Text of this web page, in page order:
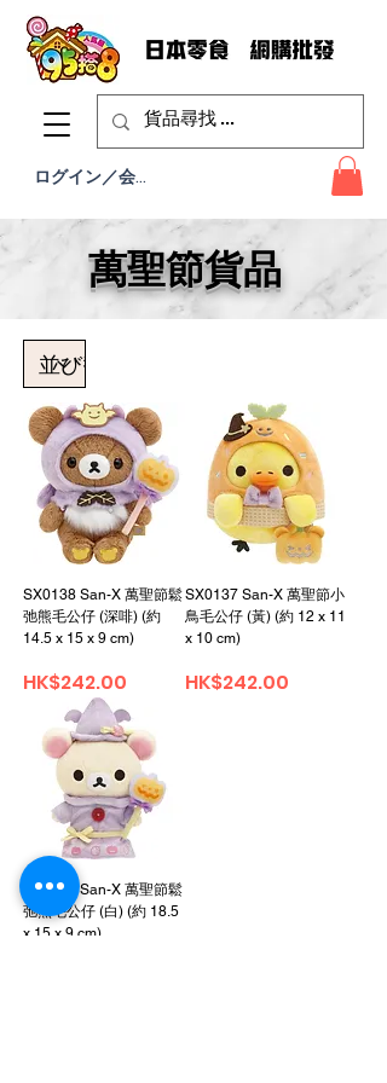
ログイン／会員登録
萬聖節貨品
SX0138 San-X 萬聖節鬆
弛熊毛公仔 (深啡) (約
14.5 x 15 x 9 cm)
価格
HK$242.00
SX0137 San-X 萬聖節小
鳥毛公仔 (黃) (約 12 x 11
x 10 cm)
価格
HK$242.00
SX0136 San-X 萬聖節鬆
弛熊毛公仔 (白) (約 18.5
x 15 x 9 cm)